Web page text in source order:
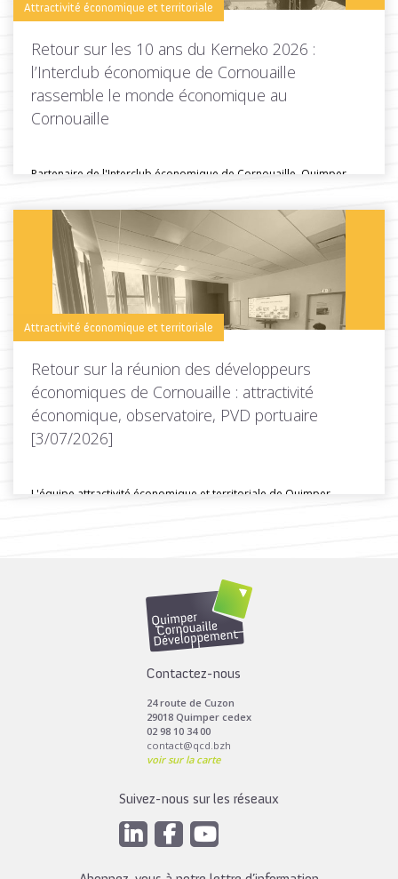
Attractivité économique et territoriale
Retour sur les 10 ans du Kerneko 2026 :
l’Interclub économique de Cornouaille
rassemble le monde économique au
Cornouaille
Partenaire de l'Interclub économique de Cornouaille, Quimper
Toutes les actus de cette rubrique LIRE LA SUITE
Attractivité économique et territoriale
Retour sur la réunion des développeurs
économiques de Cornouaille : attractivité
économique, observatoire, PVD portuaire
[3/07/2026]
L'équipe attractivité économique et territoriale de Quimper
Toutes les actus de cette rubrique
Contactez-nous
24 route de Cuzon
29018 Quimper cedex
02 98 10 34 00
contact@qcd.bzh
voir sur la carte
Suivez-nous sur les réseaux